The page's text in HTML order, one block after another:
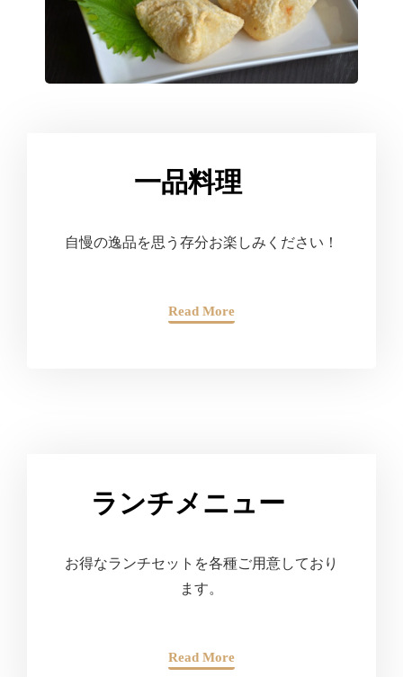
一品料理
自慢の逸品を思う存分お楽しみください！
Read More
ランチメニュー
お得なランチセットを各種ご用意しており
ます。
Read More